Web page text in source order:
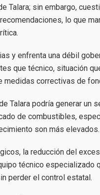
Talara; sin embargo,
lo que
y enfrenta una débil
que técnico, situación
medidas correctivas de
Talara podría generar un
de combustibles,
son más elevados.
la reducción del
técnico especializado
perder el control estatal.